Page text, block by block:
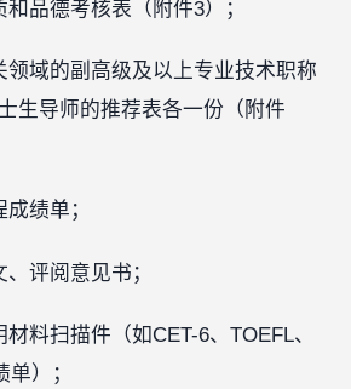
和品德考核表（附件3）；
领域的副高级及以上专业技术职称
生导师的推荐表各一份（附件
绩单；
、评阅意见书；
材料扫描件（如CET-6、TOEFL、
）；